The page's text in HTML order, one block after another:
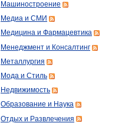
Машиностроение
Медиа и СМИ
Медицина и Фармацевтика
Менеджмент и Консалтинг
Металлургия
Мода и Стиль
Недвижимость
Образование и Наука
Отдых и Развлечения